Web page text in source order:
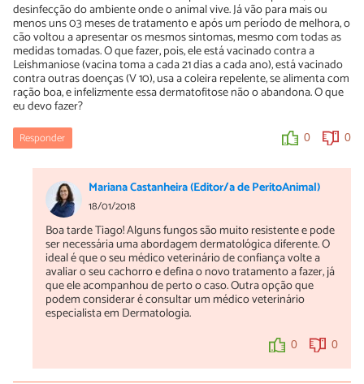
desinfecção do ambiente onde o animal vive. Já vão para mais ou
menos uns 03 meses de tratamento e após um período de melhora, o
cão voltou a apresentar os mesmos sintomas, mesmo com todas as
medidas tomadas. O que fazer, pois, ele está vacinado contra a
Leishmaniose (vacina toma a cada 21 dias a cada ano), está vacinado
contra outras doenças (V 10), usa a coleira repelente, se alimenta com
ração boa, e infelizmente essa dermatofitose não o abandona. O que
eu devo fazer?
Responder 0 0
Mariana Castanheira (Editor/a de PeritoAnimal)
18/01/2018
Boa tarde Tiago! Alguns fungos são muito resistente e pode
ser necessária uma abordagem dermatológica diferente. O
ideal é que o seu médico veterinário de confiança volte a
avaliar o seu cachorro e defina o novo tratamento a fazer, já
que ele acompanhou de perto o caso. Outra opção que
podem considerar é consultar um médico veterinário
especialista em Dermatologia.
0 0